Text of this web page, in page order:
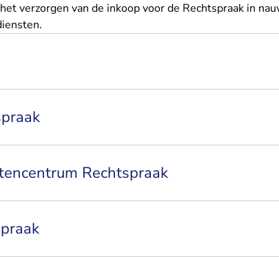
verzorgen van de inkoop voor de Rechtspraak in
Rechtspraak